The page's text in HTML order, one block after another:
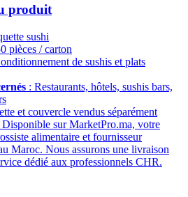
produit
sushi
pièces / carton
de sushis et plats
: Restaurants, hôtels, sushis bars,
et couvercle vendus séparément
Disponible sur MarketPro.ma, votre
alimentaire et fournisseur
Maroc. Nous assurons une livraison
dédié aux professionnels CHR.